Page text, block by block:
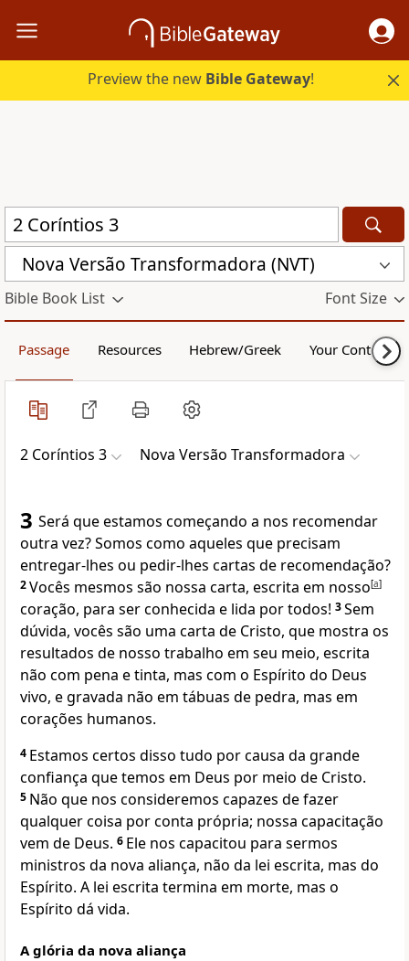
Preview the new Bible Gateway!
Nova Versão Transformadora (NVT)
Bible Book List Font Size
Passage Resources Hebrew/Greek Your Content
2 Coríntios 3 Nova Versão Transformadora
3 Será que estamos começando a nos recomendar
outra vez? Somos como aqueles que precisam
entregar-lhes ou pedir-lhes cartas de recomendação?
2Vocês mesmos são nossa carta, escrita em nosso[a]
coração, para ser conhecida e lida por todos! 3Sem
dúvida, vocês são uma carta de Cristo, que mostra os
resultados de nosso trabalho em seu meio, escrita
não com pena e tinta, mas com o Espírito do Deus
vivo, e gravada não em tábuas de pedra, mas em
corações humanos.
4 Estamos certos disso tudo por causa da grande
confiança que temos em Deus por meio de Cristo.
5 Não que nos consideremos capazes de fazer
qualquer coisa por conta própria; nossa capacitação
vem de Deus. 6 Ele nos capacitou para sermos
ministros da nova aliança, não da lei escrita, mas do
Espírito. A lei escrita termina em morte, mas o
Espírito dá vida.
A glória da nova aliança